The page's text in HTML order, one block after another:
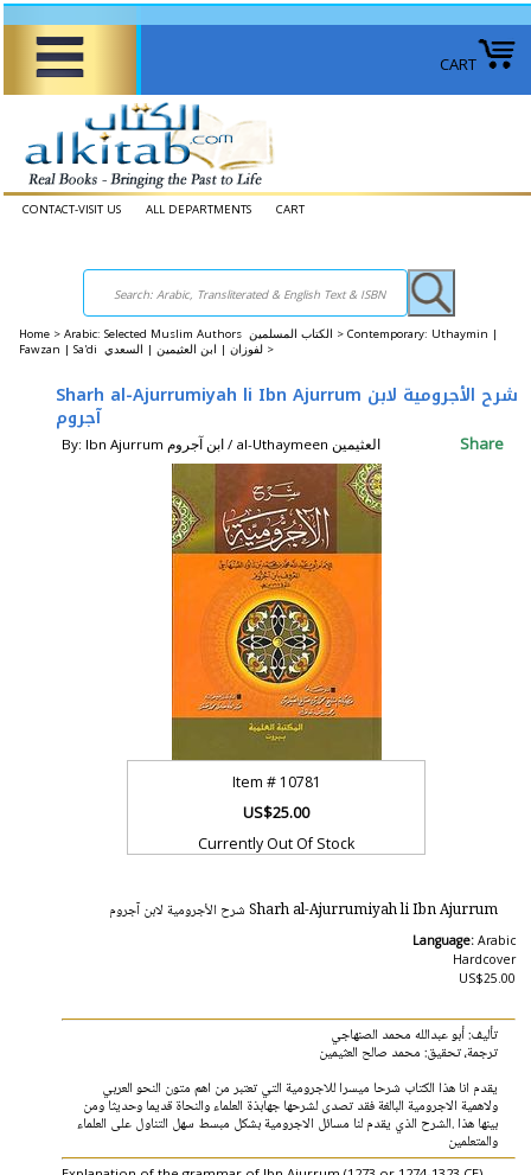
CART
CONTACT-VISIT US ALL DEPARTMENTS CART
Home > Arabic: Selected Muslim Authors الكتاب المسلمين > Contemporary: Uthaymin |
Fawzan | Sa'di لفوزان | ابن العثيمين | السعدي >
Sharh al-Ajurrumiyah li Ibn Ajurrum شرح الأجرومية لابن
آجروم
By: Ibn Ajurrum ابن آجروم / al-Uthaymeen العثيمين Share
Item # 10781
US$25.00
Currently Out Of Stock
Sharh al-Ajurrumiyah li Ibn Ajurrum شرح الأجرومية لابن آجروم
Language: Arabic
Hardcover
US$25.00
تأليف: أبو عبدالله محمد الصنهاجي
ترجمة، تحقيق: محمد صالح العثيمين
يقدم انا هذا الكتاب شرحا ميسرا للاجرومية التي تعتبر من اهم متون النحو العربي
ولاهمية الاجرومية البالغة فقد تصدى لشرحها جهابذة العلماء والنحاة قديما وحديثا ومن
بينها هذا .الشرح الذي يقدم لنا مسائل الاجرومية بشكل مبسط سهل التناول على العلماء
والمتعلمين